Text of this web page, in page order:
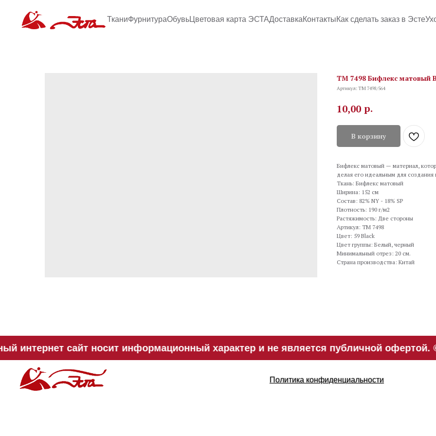
ТканиФурнитураОбувьЦветовая карта ЭСТАДоставкаКонтактыКак сделать заказ в Эсте
TM 7498 Бифлекс матовый
Артикул:TM 7498/564
10,00 р.
В корзину
Бифлекс матовый — материал,
делая его идеальным для
Ткань: Бифлекс матовый
Ширина: 152 см
Состав: 82% NY - 18% SP
Плотность: 190 г/м2
Растяжимость: Две стороны
Артикул: TM 7498
Цвет: 59 Black
Цвет группы: Белый, черный
Минимальный отрез: 20 см.
Страна производства: Китай
интернет сайт носит информационный характер и не является публичной офертой.
Политика конфиденциальности